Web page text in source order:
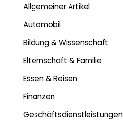
Allgemeiner Artikel
Automobil
Bildung & Wissenschaft
Elternschaft & Familie
Essen & Reisen
Finanzen
Geschäftsdienstleistungen